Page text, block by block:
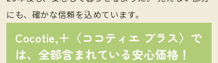
にも、確かな信頼を込めています。
Cocotie,＋〈ココティエ プラス〉で
は、全部含まれている安心価格！